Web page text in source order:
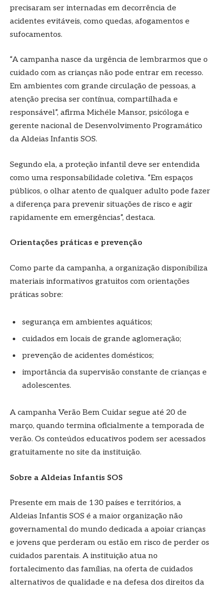
precisaram ser internadas em decorrência de
acidentes evitáveis, como quedas, afogamentos e
sufocamentos.
“A campanha nasce da urgência de lembrarmos que o
cuidado com as crianças não pode entrar em recesso.
Em ambientes com grande circulação de pessoas, a
atenção precisa ser contínua, compartilhada e
responsável”, afirma Michéle Mansor, psicóloga e
gerente nacional de Desenvolvimento Programático
da Aldeias Infantis SOS.
Segundo ela, a proteção infantil deve ser entendida
como uma responsabilidade coletiva. “Em espaços
públicos, o olhar atento de qualquer adulto pode fazer
a diferença para prevenir situações de risco e agir
rapidamente em emergências”, destaca.
Orientações práticas e prevenção
Como parte da campanha, a organização disponibiliza
materiais informativos gratuitos com orientações
práticas sobre:
segurança em ambientes aquáticos;
cuidados em locais de grande aglomeração;
prevenção de acidentes domésticos;
importância da supervisão constante de crianças e
adolescentes.
A campanha Verão Bem Cuidar segue até 20 de
março, quando termina oficialmente a temporada de
verão. Os conteúdos educativos podem ser acessados
gratuitamente no site da instituição.
Sobre a Aldeias Infantis SOS
Presente em mais de 130 países e territórios, a
Aldeias Infantis SOS é a maior organização não
governamental do mundo dedicada a apoiar crianças
e jovens que perderam ou estão em risco de perder os
cuidados parentais. A instituição atua no
fortalecimento das famílias, na oferta de cuidados
alternativos de qualidade e na defesa dos direitos da